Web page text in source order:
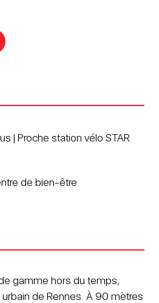
| Proche station vélo STAR
de bien-être
gamme hors du temps,
de Rennes. À 90 mètres